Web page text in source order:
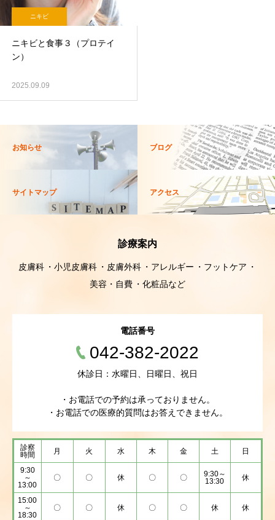
ニキビ
ニキビと食事３（プロテイ
ン）
2025.09.09
お知らせ ブログ
サイトマップ アクセス
診療案内
皮膚科 小児皮膚科 皮膚外科 アレルギー
フットケア
美容・自費
化粧品など
電話番号
042-382-2022
休診日：水曜日、日曜日、祝日
・お電話での予約は承っておりません。
・お電話での医療的質問はお答えできません。
診察
時間
月 火 水 木 金 土 日
9:30
～
13:00
〇 〇 休 〇 〇
9:30～
13:30
休
15:00
～
18:30
〇 〇 休 〇 〇 休 休